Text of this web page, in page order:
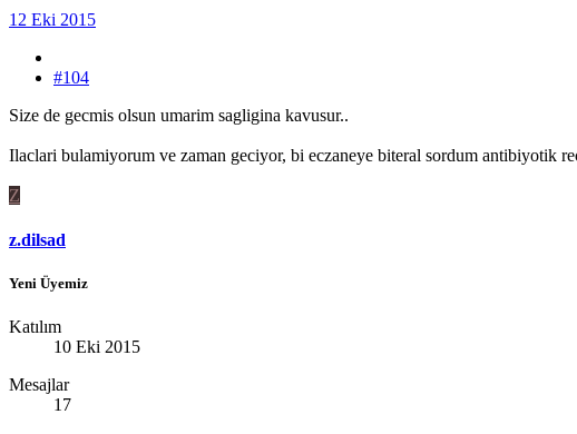
12 Eki 2015
#104
Size de gecmis olsun umarim sagligina kavusur..
Ilaclari bulamiyorum ve zaman geciyor, bi eczaneye biteral sordum antibiyotik
Z
z.dilsad
Yeni Üyemiz
Katılım
10 Eki 2015
Mesajlar
17